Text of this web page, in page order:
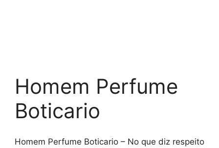
Homem Perfume
Boticario
Homem Perfume Boticario – No que diz respeito